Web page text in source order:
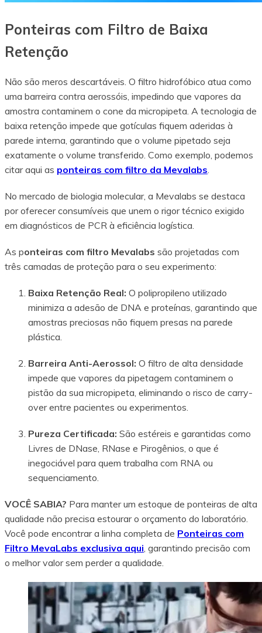
Ponteiras com Filtro de Baixa
Retenção
Não são meros descartáveis. O filtro hidrofóbico atua como
uma barreira contra aerossóis, impedindo que vapores da
amostra contaminem o cone da micropipeta. A tecnologia de
baixa retenção impede que gotículas fiquem aderidas à
parede interna, garantindo que o volume pipetado seja
exatamente o volume transferido. Como exemplo, podemos
citar aqui as ponteiras com filtro da Mevalabs
No mercado de biologia molecular, a Mevalabs se destaca
por oferecer consumíveis que unem o rigor técnico exigido
em diagnósticos de PCR à eficiência logística.
As ponteiras com filtro Mevalabs são projetadas com
três camadas de proteção para o seu experimento:
Baixa Retenção Real: O polipropileno utilizado
minimiza a adesão de DNA e proteínas, garantindo que
amostras preciosas não fiquem presas na parede
plástica.
Barreira Anti-Aerossol: O filtro de alta densidade
impede que vapores da pipetagem contaminem o
pistão da sua micropipeta, eliminando o risco de carry-
over entre pacientes ou experimentos.
Pureza Certificada: São estéreis e garantidas como
Livres de DNase, RNase e Pirogênios, o que é
inegociável para quem trabalha com RNA ou
sequenciamento.
VOCÊ SABIA? Para manter um estoque de ponteiras de alta
qualidade não precisa estourar o orçamento do laboratório.
Você pode encontrar a linha completa de Ponteiras com
Filtro MevaLabs exclusiva aqui , garantindo precisão com
o melhor valor sem perder a qualidade.